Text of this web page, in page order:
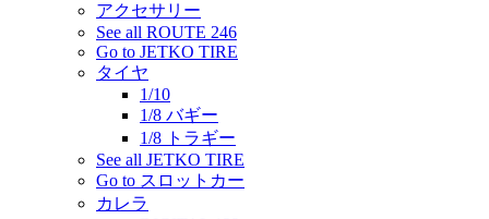
アクセサリー
See all ROUTE 246
Go to JETKO TIRE
タイヤ
1/10
1/8 バギー
1/8 トラギー
See all JETKO TIRE
Go to スロットカー
カレラ